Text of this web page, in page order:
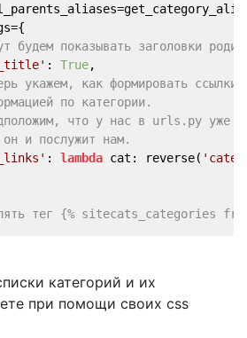
будем показывать заголовки
: True,
укажем, как формировать ссылки
по категории.
что у нас в urls.py уже
и послужит нам.
: lambda cat: reverse(
тег {% sitecats_categories
категорий и их
при помощи своих css